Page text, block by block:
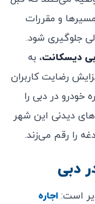
و مقررات
جلوگیری شود.
، به
رضایت کاربران
خودرو در دبی را
دیدنی این شهر
را رقم می‌زند.
دبی
است: اجاره